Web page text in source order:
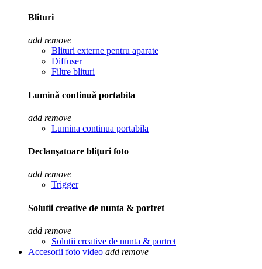
Blituri
add remove
Blituri externe pentru aparate
Diffuser
Filtre blituri
Lumină continuă portabila
add remove
Lumina continua portabila
Declanşatoare bliţuri foto
add remove
Trigger
Solutii creative de nunta & portret
add remove
Solutii creative de nunta & portret
Accesorii foto video add remove